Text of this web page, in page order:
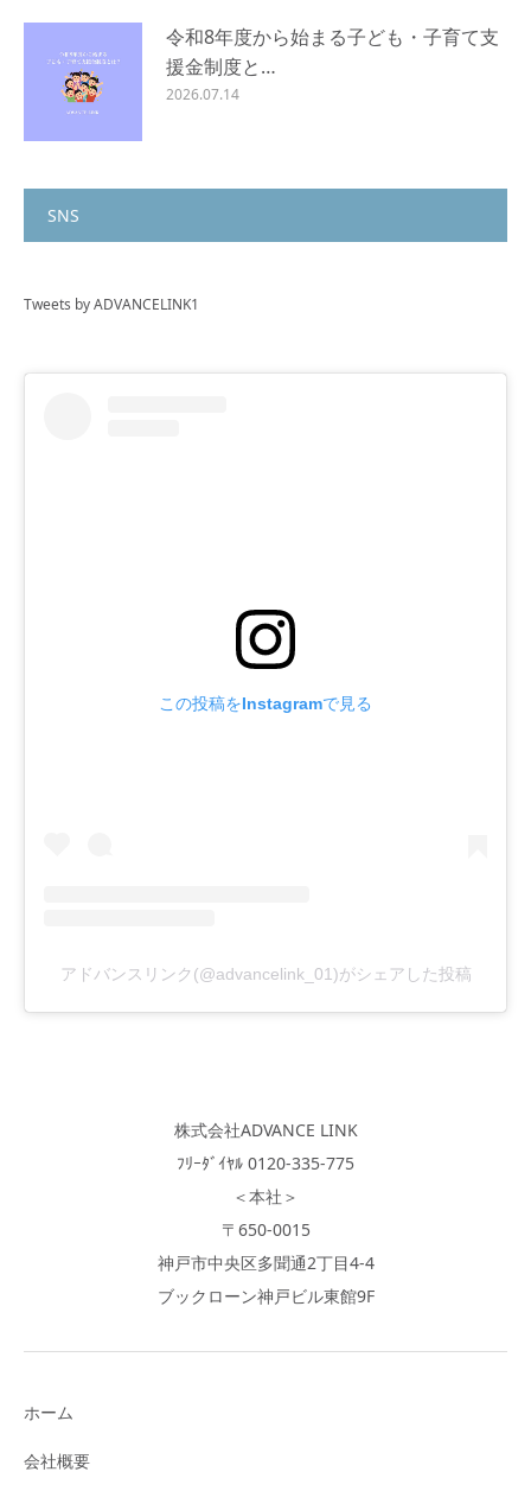
令和8年度から始まる子ども・子育て支
援金制度と…
2026.07.14
SNS
Tweets by ADVANCELINK1
この投稿をInstagramで見る
アドバンスリンク(@advancelink_01)がシェアした投稿
株式会社ADVANCE LINK
ﾌﾘｰﾀﾞｲﾔﾙ 0120-335-775
＜本社＞
〒650-0015
神戸市中央区多聞通2丁目4-4
ブックローン神戸ビル東館9F
ホーム
会社概要